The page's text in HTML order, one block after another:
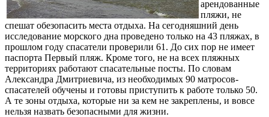
арендованные
пляжи, не
спешат обезопасить места отдыха. На сегодняшний день
исследование морского дна проведено только на 43 пляжах, в
прошлом году спасатели проверили 61. До сих пор не имеет
паспорта Первый пляж. Кроме того, не на всех пляжных
территориях работают спасательные посты. По словам
Александра Дмитриевича, из необходимых 90 матросов-
спасателей обучены и готовы приступить к работе только 50.
А те зоны отдыха, которые ни за кем не закреплены, и вовсе
нельзя назвать безопасными для жизни.